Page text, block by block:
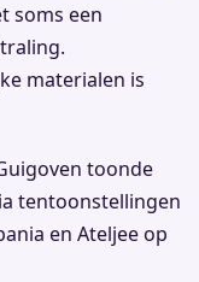
soms een
materialen is
toonde
tentoonstellingen
en Ateljee op